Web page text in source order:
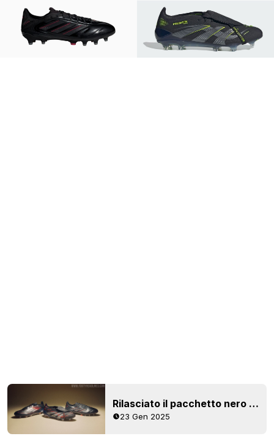
Rilasciato il pacchetto nero "Stealth Victory" di Adidas 2025
23 Gen 2025